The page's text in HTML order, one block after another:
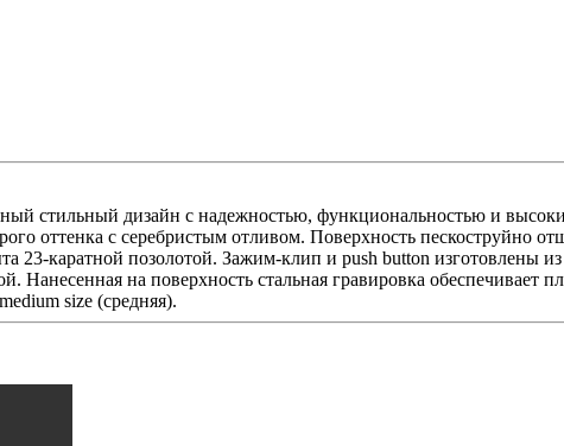
стильный дизайн с надежностью, функциональностью и
оттенка с серебристым отливом. Поверхность пескоструйно
23-каратной позолотой. Зажим-клип и push button изготовлены
на поверхность стальная гравировка обеспечивает
size (средняя).